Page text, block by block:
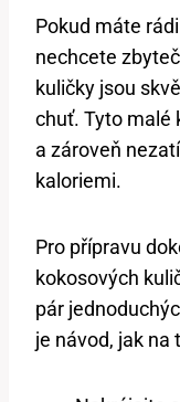
Pokud máte
nechcete
kuličky jsou
chuť. Tyto malé
a zároveň
kaloriemi.
Pro přípravu
kokosových
pár
je návod, jak na